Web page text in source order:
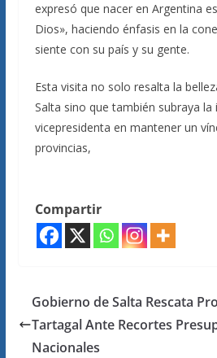
expresó que nacer en Argentina
Dios», haciendo énfasis en la
siente con su país y su gente.
Esta visita no solo resalta la
Salta sino que también subraya
vicepresidenta en mantener un
provincias,
Compartir
Gobierno de Salta Rescata
Tartagal Ante Recortes
Nacionales